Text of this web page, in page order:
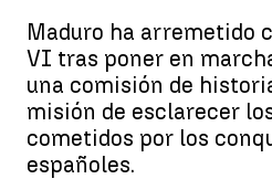
Maduro ha arremetido
VI tras poner en
una comisión de
misión de esclarecer
cometidos por los
españoles.